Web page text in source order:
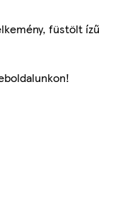
füstölt ízű